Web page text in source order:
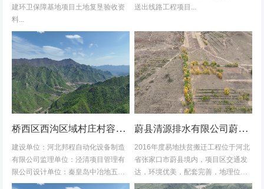
建环卫保障基地项目土地复垦验收资
料...
送出线路工程项目...
桥西区西沟区域村庄村容村貌改造提升及基础设施建设项目堆料场土地复垦验收资料
建设单位：河北邦程自动化设备制造
有限公司监理单位：泾清项目管理有
限公司设计单位：秦皇岛中冶地五一
五勘测有限公司施工单位：河北康安
蔚县清源排水有限公司蔚县2016年度易地扶贫搬迁工程水土保持方案
2016年度易地扶贫搬迁工程位于河北
省张家口市蔚县境内，项目区交通发
达，环境优美，配套完善，地理位置
优越。项目地理位置图见附图1-1。项